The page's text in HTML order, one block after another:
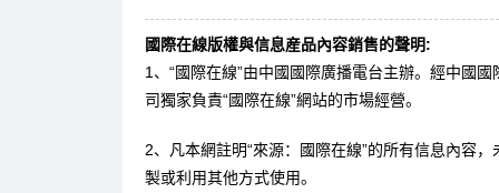
國際在線版權與信息産品內容銷售的聲明:
1、“國際在線”由中國國際廣播電台主辦。經中國
司獨家負責“國際在線”網站的市場經營。
2、凡本網註明“來源：國際在線”的所有信息內容
製或利用其他方式使用。